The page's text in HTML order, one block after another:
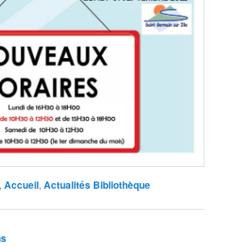
,Accueil,Actualités Bibliothèque